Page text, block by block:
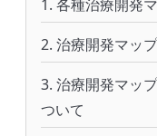
各種治療開発
治療開発マッ
治療開発マッ
ついて